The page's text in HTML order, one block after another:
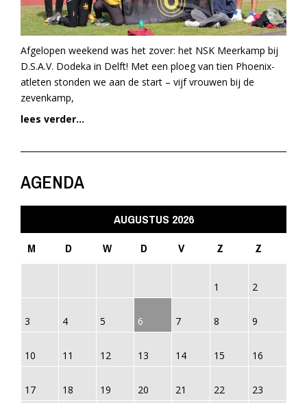
Afgelopen weekend was het zover: het NSK Meerkamp bij
D.S.A.V. Dodeka in Delft! Met een ploeg van tien Phoenix-
atleten stonden we aan de start – vijf vrouwen bij de
zevenkamp,
lees verder...
AGENDA
AUGUSTUS 2026
M
D W D V Z Z
1 2
3 4 5 6 7 8 9
10 11 12 13 14 15 16
17 18 19 20 21 22 23